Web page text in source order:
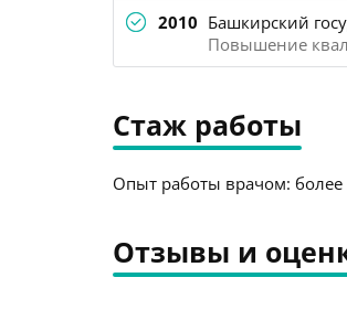
2010 Башкирский
Повышение
Стаж работы
Опыт работы врачом: более
Отзывы и